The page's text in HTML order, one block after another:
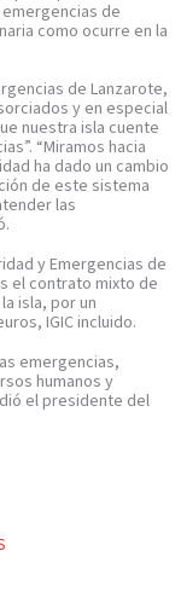
de
como ocurre en la
de Lanzarote,
y en especial
nuestra isla cuente
“Miramos hacia
ha dado un cambio
de este sistema
las
y Emergencias de
el contrato mixto de
isla, por un
IGIC incluido.
emergencias,
humanos y
el presidente del